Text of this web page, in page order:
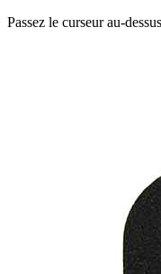
Passez le curseur au-